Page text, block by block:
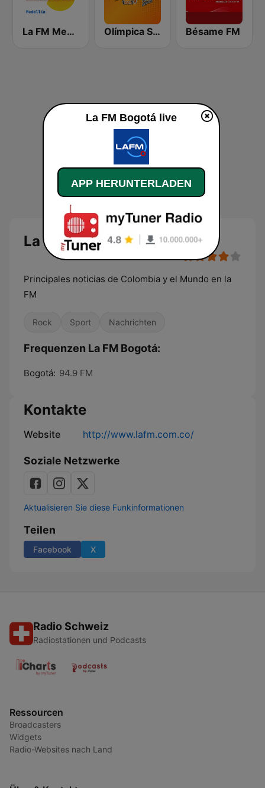
La FM Medellín Olímpica Stereo - Medellín 104.9 FM Bésame FM
La FM Bogotá
Principales noticias de Colombia y el Mundo en la
FM
Rock Sport Nachrichten
Frequenzen La FM Bogotá:
Bogotá: 94.9 FM
Kontakte
Website http://www.lafm.com.co/
Soziale Netzwerke
Aktualisieren Sie diese Funkinformationen
Teilen
Facebook X
Radio Schweiz
Radiostationen und Podcasts
Ressourcen
Broadcasters
Widgets
Radio-Websites nach Land
La FM Bogotá live
APP HERUNTERLADEN